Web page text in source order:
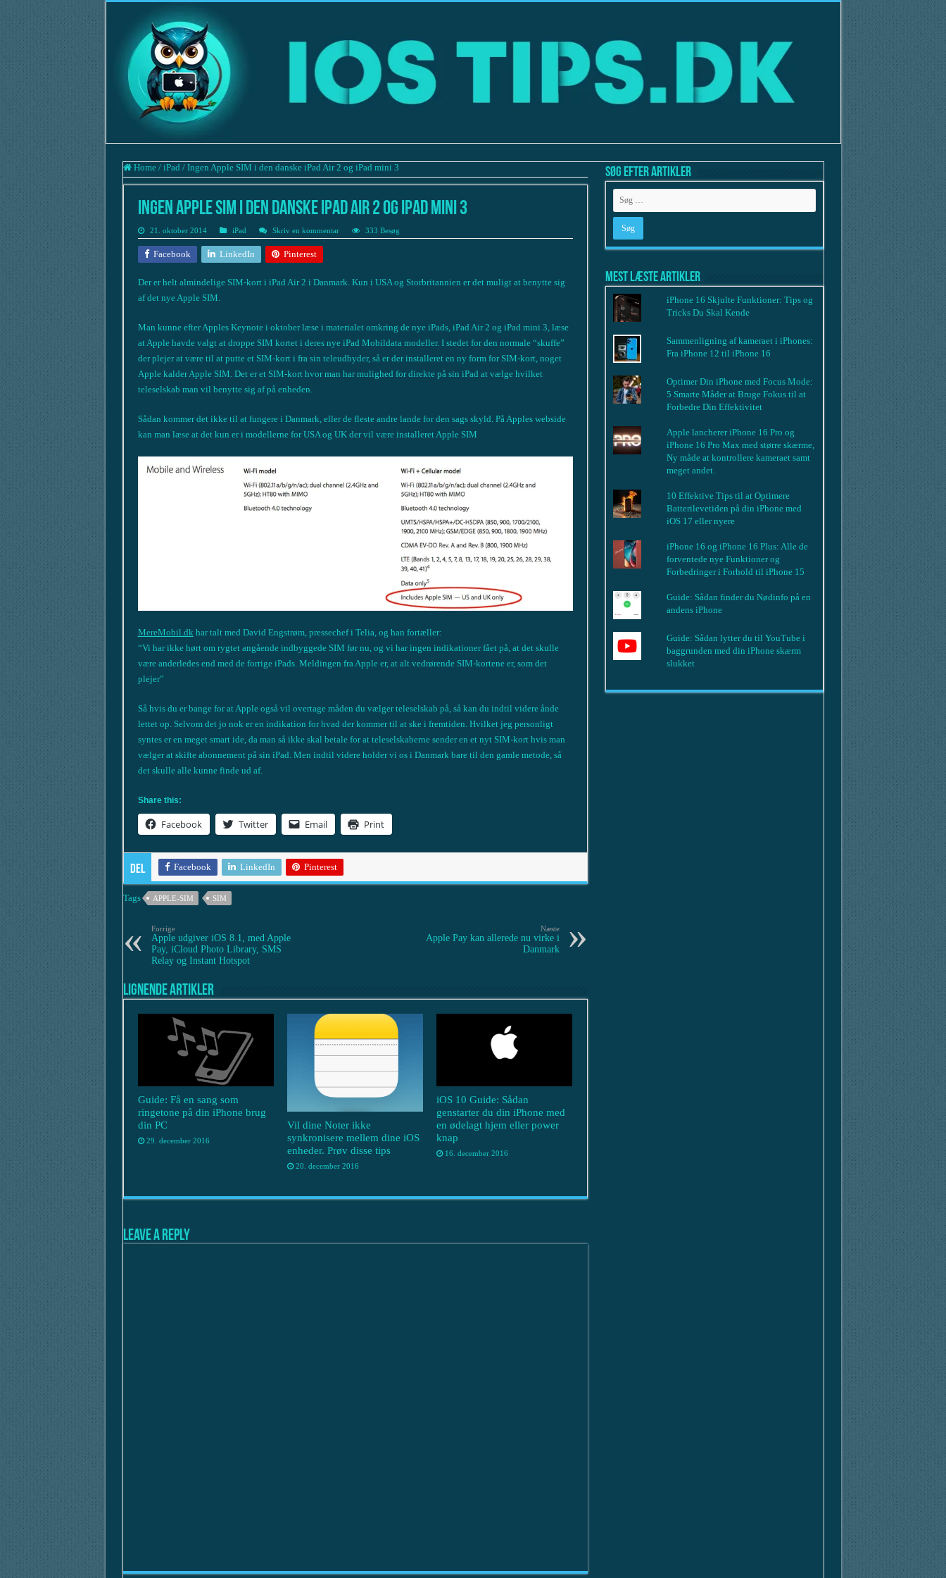
Home / iPad / Ingen Apple SIM i den danske iPad Air 2 og iPad mini 3
Ingen Apple SIM i den danske iPad Air 2 og iPad mini 3
21. oktober 2014 iPad Skriv en kommentar 333 Besøg
Facebook LinkedIn Pinterest
Der er helt almindelige SIM-kort i iPad Air 2 i Danmark. Kun i USA og Storbritannien er det muligt at benytte sig
af det nye Apple SIM.
Man kunne efter Apples Keynote i oktober læse i materialet omkring de nye iPads, iPad Air 2 og iPad mini 3, læse
at Apple havde valgt at droppe SIM kortet i deres nye iPad Mobildata modeller. I stedet for den normale “skuffe”
der plejer at være til at putte et SIM-kort i fra sin teleudbyder, så er der installeret en ny form for SIM-kort, noget
Apple kalder Apple SIM. Det er et SIM-kort hvor man har mulighed for direkte på sin iPad at vælge hvilket
teleselskab man vil benytte sig af på enheden.
Sådan kommer det ikke til at fungere i Danmark, eller de fleste andre lande for den sags skyld. På Apples webside
kan man læse at det kun er i modellerne for USA og UK der vil være installeret Apple SIM
MereMobil.dkhar talt med David Engstrøm, pressechef i Telia, og han fortæller:
“Vi har ikke hørt om rygtet angående indbyggede SIM før nu, og vi har ingen indikationer fået på, at det skulle
være anderledes end med de forrige iPads. Meldingen fra Apple er, at alt vedrørende SIM-kortene er, som det
plejer”
Så hvis du er bange for at Apple også vil overtage måden du vælger teleselskab på, så kan du indtil videre ånde
lettet op. Selvom det jo nok er en indikation for hvad der kommer til at ske i fremtiden. Hvilket jeg personligt
syntes er en meget smart ide, da man så ikke skal betale for at teleselskaberne sender en et nyt SIM-kort hvis man
vælger at skifte abonnement på sin iPad. Men indtil videre holder vi os i Danmark bare til den gamle metode, så
det skulle alle kunne finde ud af.
Share this:
Facebook Twitter Email Print
Del Facebook LinkedIn Pinterest
Tags APPLE-SIM SIM
Forrige
Apple udgiver iOS 8.1, med Apple
Pay, iCloud Photo Library, SMS
Relay og Instant Hotspot
Næste
Apple Pay kan allerede nu virke i
Danmark
Lignende artikler
Guide: Få en sang som
ringetone på din iPhone brug
din PC
29. december 2016
Vil dine Noter ikke
synkronisere mellem dine iOS
enheder. Prøv disse tips
20. december 2016
iOS 10 Guide: Sådan
genstarter du din iPhone med
en ødelagt hjem eller power
knap
16. december 2016
Leave a Reply
Søg efter artikler
Mest læste artikler
iPhone 16 Skjulte Funktioner: Tips og
Tricks Du Skal Kende
Sammenligning af kameraet i iPhones:
Fra iPhone 12 til iPhone 16
Optimer Din iPhone med Focus Mode:
5 Smarte Måder at Bruge Fokus til at
Forbedre Din Effektivitet
Apple lancherer iPhone 16 Pro og
iPhone 16 Pro Max med større skærme,
Ny måde at kontrollere kameraet samt
meget andet.
10 Effektive Tips til at Optimere
Batterilevetiden på din iPhone med
iOS 17 eller nyere
iPhone 16 og iPhone 16 Plus: Alle de
forventede nye Funktioner og
Forbedringer i Forhold til iPhone 15
Guide: Sådan finder du Nødinfo på en
andens iPhone
Guide: Sådan lytter du til YouTube i
baggrunden med din iPhone skærm
slukket